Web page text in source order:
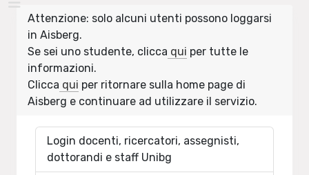
Attenzione: solo alcuni utenti possono loggarsi
in Aisberg.
Se sei uno studente, clicca qui per tutte le
informazioni.
Clicca qui per ritornare sulla home page di
Aisberg e continuare ad utilizzare il servizio.
Login docenti, ricercatori, assegnisti,
dottorandi e staff Unibg